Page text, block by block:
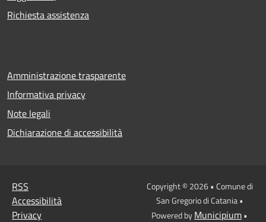
Richiesta assistenza
Amministrazione trasparente
Informativa privacy
Note legali
Dichiarazione di accessibilità
RSS
Accessibilità
Privacy
Copyright © 2026 • Comune di
San Gregorio di Catania •
Powered byMunicipium•